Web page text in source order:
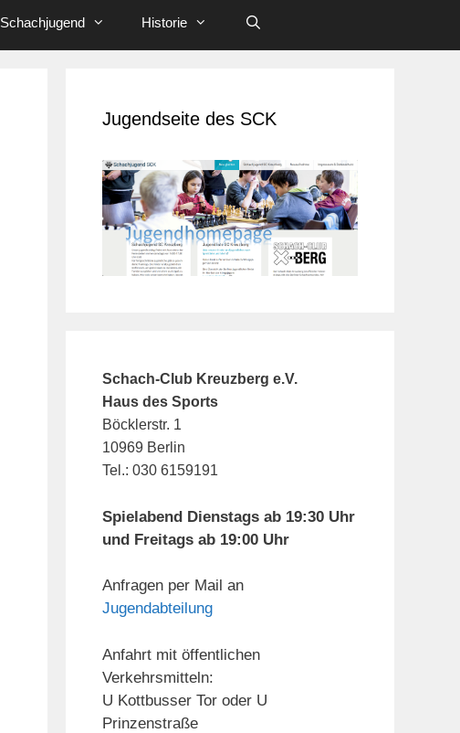
Schachjugend Historie
Jugendseite des SCK
Schach-Club Kreuzberg e.V.
Haus des Sports
Böcklerstr. 1
10969 Berlin
Tel.: 030 6159191
Spielabend Dienstags ab 19:30 Uhr
und Freitags ab 19:00 Uhr
Anfragen per Mail an
Jugendabteilung
Anfahrt mit öffentlichen
Verkehrsmitteln:
U Kottbusser Tor oder U
Prinzenstraße